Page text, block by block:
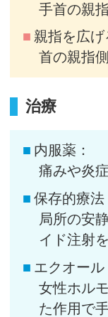
手首の親
親指を広
首の親指
治療
内服薬：
痛みや炎
保存的療法
局所の安
イド注射
エクオール
女性ホル
た作用で